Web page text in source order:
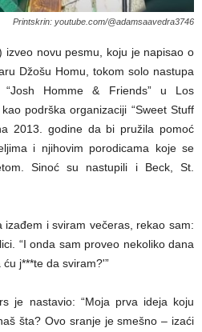
Printskrin: youtube.com/@adamsaavedra3746
izveo novu pesmu, koju je napisao o
Džošu Homu, tokom solo nastupa
“Josh Homme & Friends” u Los
podrška organizaciji “Sweet Stuff
2013. godine da bi pružila pomoć
i njihovim porodicama koje se
Sinoć su nastupili i Beck, St.
izađem i sviram večeras, rekao sam:
“I onda sam proveo nekoliko dana
j***te da sviram?'”
je nastavio: “Moja prva ideja koju
šta? Ovo sranje je smešno – izaći